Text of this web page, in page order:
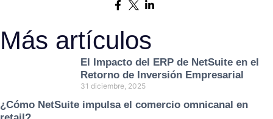
Más artículos
El Impacto del ERP de NetSuite en el
Retorno de Inversión Empresarial
31 diciembre, 2025
¿Cómo NetSuite impulsa el comercio omnicanal en